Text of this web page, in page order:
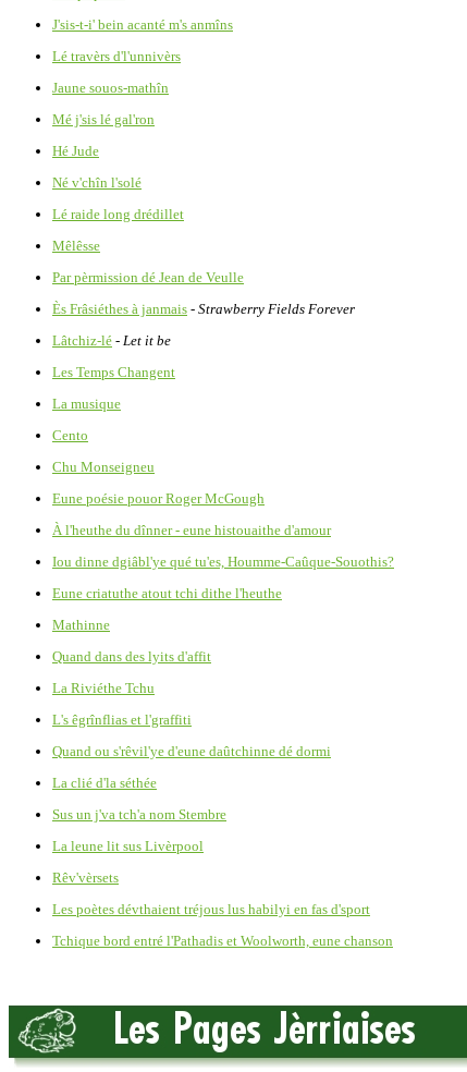
J'sis-t-i' bein acanté m's anmîns
Lé travèrs d'l'unnivèrs
Jaune souos-mathîn
Mé j'sis lé gal'ron
Hé Jude
Né v'chîn l'solé
Lé raide long drédillet
Mêlêsse
Par pèrmission dé Jean de Veulle
Ès Frâsiéthes à janmais - Strawberry Fields Forever
Lâtchiz-lé - Let it be
Les Temps Changent
La musique
Cento
Chu Monseigneu
Eune poésie pouor Roger McGough
À l'heuthe du dînner - eune histouaithe d'amour
Iou dinne dgiâbl'ye qué tu'es, Houmme-Caûque-Souothis?
Eune criatuthe atout tchi dithe l'heuthe
Mathinne
Quand dans des lyits d'affit
La Riviéthe Tchu
L's êgrînflias et l'graffiti
Quand ou s'rêvil'ye d'eune daûtchinne dé dormi
La clié d'la séthée
Sus un j'va tch'a nom Stembre
La leune lit sus Livèrpool
Rêv'vèrsets
Les poètes dévthaient tréjous lus habilyi en fas d'sport
Tchique bord entré l'Pathadis et Woolworth, eune chanson